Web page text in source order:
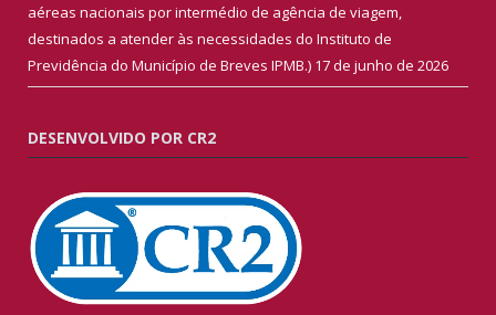
aéreas nacionais por intermédio de agência de viagem,
destinados a atender às necessidades do Instituto de
Previdência do Município de Breves IPMB.) 17 de junho de 2026
DESENVOLVIDO POR CR2